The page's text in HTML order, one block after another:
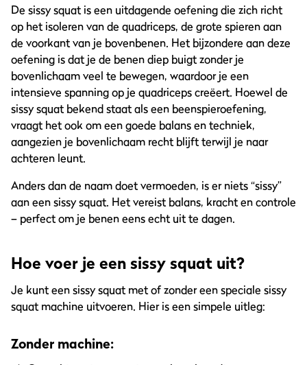
De sissy squat is een uitdagende oefening die zich richt
op het isoleren van de quadriceps, de grote spieren aan
de voorkant van je bovenbenen. Het bijzondere aan deze
oefening is dat je de benen diep buigt zonder je
bovenlichaam veel te bewegen, waardoor je een
intensieve spanning op je quadriceps creëert. Hoewel de
sissy squat bekend staat als een beenspieroefening,
vraagt het ook om een goede balans en techniek,
aangezien je bovenlichaam recht blijft terwijl je naar
achteren leunt.
Anders dan de naam doet vermoeden, is er niets “sissy”
aan een sissy squat. Het vereist balans, kracht en controle
– perfect om je benen eens echt uit te dagen.
Hoe voer je een sissy squat uit?
Je kunt een sissy squat met of zonder een speciale sissy
squat machine uitvoeren. Hier is een simpele uitleg:
Zonder machine: